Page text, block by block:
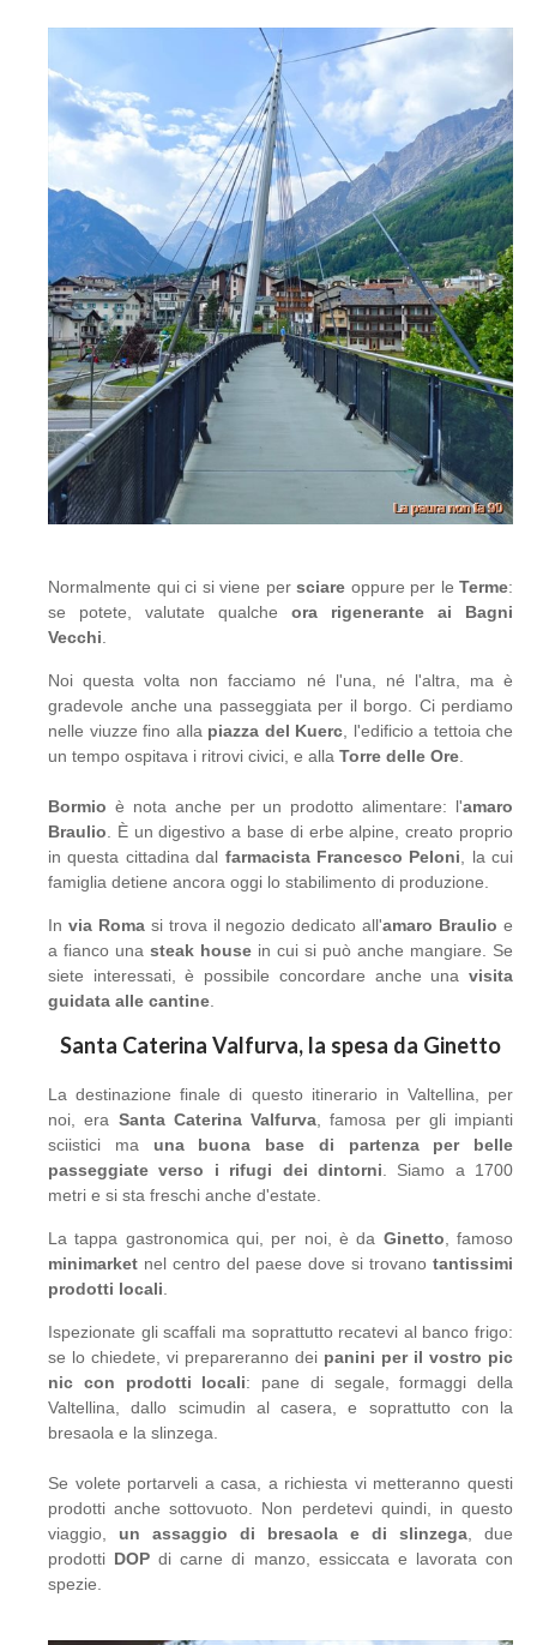
Normalmente qui ci si viene per sciare oppure per le Terme:
se potete, valutate qualche ora rigenerante ai Bagni
Vecchi
Noi questa volta non facciamo né l'una, né l'altra, ma è
gradevole anche una passeggiata per il borgo. Ci perdiamo
nelle viuzze fino alla piazza del Kuerc , l'edificio a tettoia che
un tempo ospitava i ritrovi civici, e alla Torre delle Ore
Bormio è nota anche per un prodotto alimentare: l'amaro
Braulio . È un digestivo a base di erbe alpine, creato proprio
in questa cittadina dal farmacista Francesco Peloni , la cui
famiglia detiene ancora oggi lo stabilimento di produzione.
In via Romasi trova il negozio dedicato all'amaro Braulio e
a fianco una steak house in cui si può anche mangiare. Se
siete interessati, è possibile concordare anche una visita
guidata alle cantine
Santa Caterina Valfurva, la spesa da Ginetto
La destinazione finale di questo itinerario in Valtellina, per
noi, era Santa Caterina Valfurva , famosa per gli impianti
sciistici ma una buona base di partenza per belle
passeggiate verso i rifugi dei dintorni . Siamo a 1700
metri e si sta freschi anche d'estate.
La tappa gastronomica qui, per noi, è da Ginetto , famoso
minimarket nel centro del paese dove si trovano tantissimi
prodotti locali
Ispezionate gli scaffali ma soprattutto recatevi al banco frigo:
se lo chiedete, vi prepareranno dei panini per il vostro pic
nic con prodotti locali: pane di segale, formaggi della
Valtellina, dallo scimudin al casera, e soprattutto con la
bresaola e la slinzega.
Se volete portarveli a casa, a richiesta vi metteranno questi
prodotti anche sottovuoto. Non perdetevi quindi, in questo
viaggio, un assaggio di bresaola e di slinzega , due
prodotti DOP di carne di manzo, essiccata e lavorata con
spezie.